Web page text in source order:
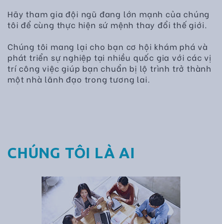
Hãy tham gia đội ngũ đang lớn mạnh của chúng
tôi để cùng thực hiện sứ mệnh thay đổi thế giới.
Chúng tôi mang lại cho bạn cơ hội khám phá và
phát triển sự nghiệp tại nhiều quốc gia với các vị
trí công việc giúp bạn chuẩn bị lộ trình trở thành
một nhà lãnh đạo trong tương lai.
CHÚNG TÔI LÀ AI